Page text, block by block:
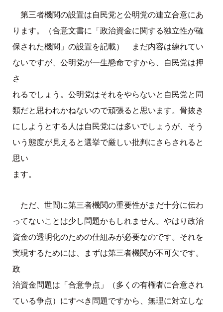
第三者機関の設置は自民党と公明党の連立合意にあ
ります。（合意文書に「政治資金に関する独立性が確
保された機関」の設置を記載） まだ内容は練れてい
ないですが、公明党が一生懸命ですから、自民党は押
さ
れるでしょう。公明党はそれをやらないと自民党と同
類だと思われかねないので頑張ると思います。骨抜き
にしようとする人は自民党には多いでしょうが、そう
いう態度が見えると選挙で厳しい批判にさらされると
思い
ます。
ただ、世間に第三者機関の重要性がまだ十分に伝わ
ってないことは少し問題かもしれません。やはり政治
資金の透明化のための仕組みが必要なのです。それを
実現するためには、まずは第三者機関が不可欠です。
政
治資金問題は「合意争点」（多くの有権者に合意され
ている争点）にすべき問題ですから、無理に対立しな